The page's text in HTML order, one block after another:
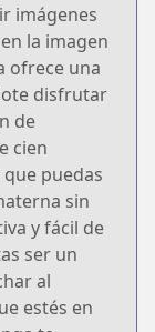
imágenes
la imagen
ofrece una
disfrutar
de
cien
puedas
sin
y fácil de
ser un
al
estés en